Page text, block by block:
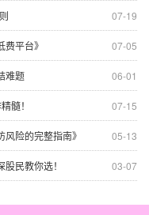
07-19
07-05
平台》
06-01
难题
07-15
髓！
05-13
险的完整指南》
03-07
民教你选！